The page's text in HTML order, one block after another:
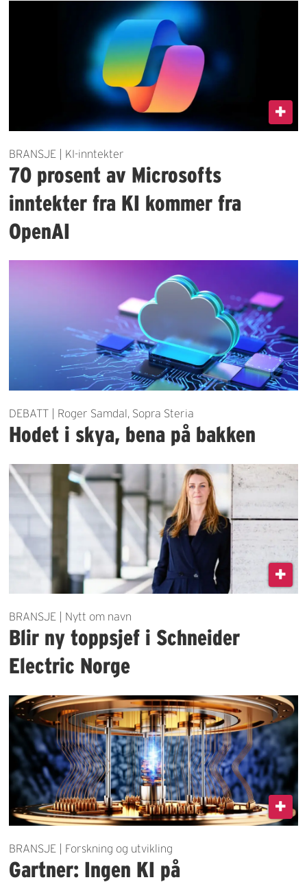
BRANSJE | KI-inntekter
70 prosent av Microsofts
inntekter fra KI kommer fra
OpenAI
DEBATT | Roger Samdal, Sopra Steria
Hodet i skya, bena på bakken
BRANSJE | Nytt om navn
Blir ny toppsjef i Schneider
Electric Norge
BRANSJE | Forskning og utvikling
Gartner: Ingen KI på